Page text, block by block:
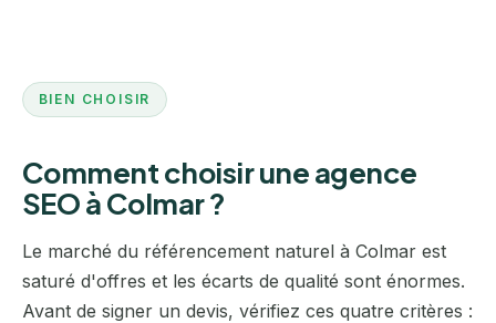
BIEN CHOISIR
Comment choisir une agence
SEO à Colmar ?
Le marché du référencement naturel à Colmar est
saturé d'offres et les écarts de qualité sont énormes.
Avant de signer un devis, vérifiez ces quatre critères :